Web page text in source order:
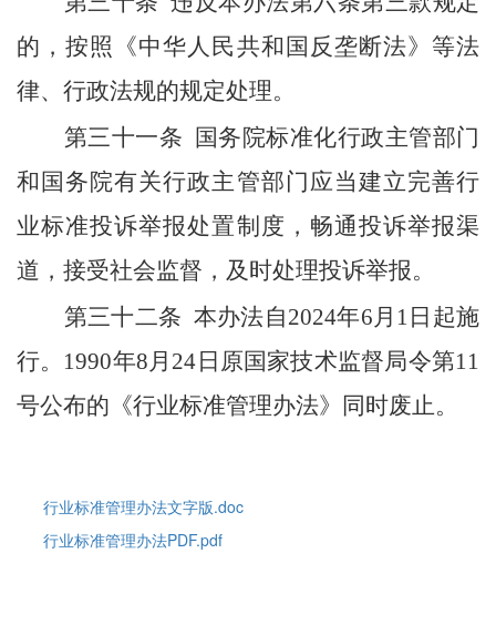
的，按照《中华人民共和国反垄断法》等法
律、行政法规的规定处理。
第三十一条
国务院标准化行政主管部门
和国务院有关行政主管部门应当建立完善行
业标准投诉举报处置制度，畅通投诉举报渠
道，接受社会监督，及时处理投诉举报。
第三十二条 本办法自2024年6月 1 日起施
行。 1990年8月 24 日原国家技术监督局令第11
号公布的《行业标准管理办法》同时废止。
行业标准管理办法文字版.doc
行业标准管理办法PDF.pdf